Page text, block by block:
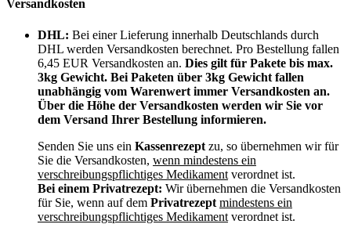
Versandkosten
DHL: Bei einer Lieferung innerhalb Deutschlands durch
DHL werden Versandkosten berechnet. Pro Bestellung fallen
6,45 EUR Versandkosten an. Dies gilt für Pakete bis max.
3kg Gewicht. Bei Paketen über 3kg Gewicht fallen
unabhängig vom Warenwert immer Versandkosten an.
Über die Höhe der Versandkosten werden wir Sie vor
dem Versand Ihrer Bestellung informieren.
Senden Sie uns ein Kassenrezept zu, so übernehmen wir für
Sie die Versandkosten, wenn mindestens ein
verschreibungspflichtiges Medikament verordnet ist.
Bei einem Privatrezept: Wir übernehmen die Versandkosten
für Sie, wenn auf dem Privatrezept mindestens ein
verschreibungspflichtiges Medikament verordnet ist.